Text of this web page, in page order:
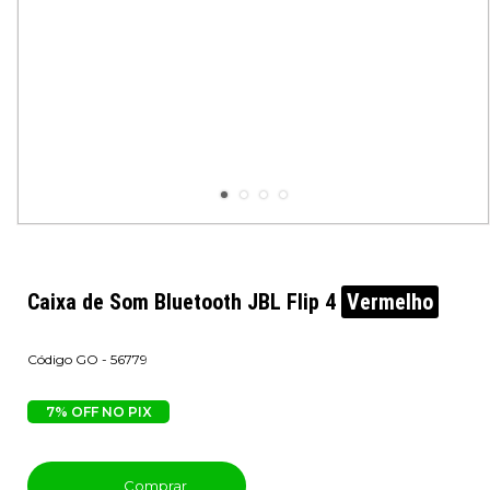
Caixa de Som Bluetooth JBL Flip 4 Vermelho
GO - 56779
7% OFF NO PIX
Comprar